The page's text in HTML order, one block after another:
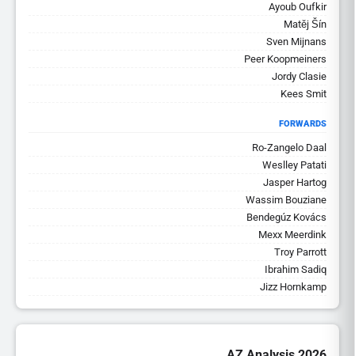
Ayoub Oufkir
Matěj Šín
Sven Mijnans
Peer Koopmeiners
Jordy Clasie
Kees Smit
FORWARDS
Ro-Zangelo Daal
Weslley Patati
Jasper Hartog
Wassim Bouziane
Bendegúz Kovács
Mexx Meerdink
Troy Parrott
Ibrahim Sadiq
Jizz Hornkamp